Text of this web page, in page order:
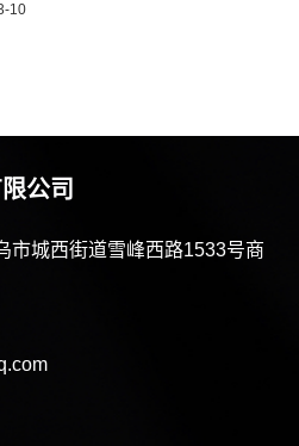
10
公司
城西街道雪峰西路1533号商